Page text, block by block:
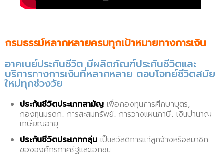
กรมธรรม์หลากหลายครบทุกเป้าหมายทางการเงิน
อาคเนย์ประกันชีวิต มีผลิตภัณฑ์ประกันชีวิตและ
บริการทางการเงินที่หลากหลาย ตอบโจทย์ชีวิตสมัย
ใหม่ทุกช่วงวัย
ประกันชีวิตประเภทสามัญ เพื่อกองทุนการศึกษาบุตร,
กองทุนมรดก, การสะสมทรัพย์, การวางแผนภาษี, เงินบำนาญ
เกษียณอายุ
ประกันชีวิตประเภทกลุ่ม เป็นสวัสดิการแก่ลูกจ้างหรือสมาชิก
ขององค์กรภาครัฐและเอกชน